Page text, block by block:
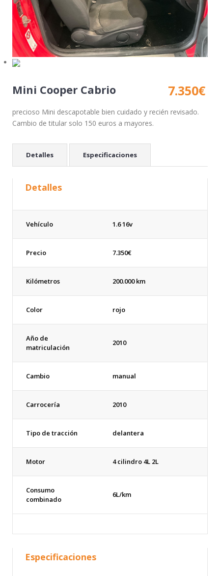
Mini Cooper Cabrio 7.350€
precioso Mini descapotable bien cuidado y recién revisado.
Cambio de titular solo 150 euros a mayores.
Detalles Especificaciones
Detalles
Vehículo 1.6 16v
Precio 7.350€
Kilómetros 200.000 km
Color rojo
Año de
matriculación
2010
Cambio manual
Carrocería 2010
Tipo de tracción delantera
Motor 4 cilindro 4L 2L
Consumo
combinado
6L/km
Especificaciones